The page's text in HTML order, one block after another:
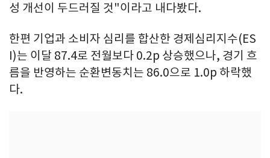
성 개선이 두드러질 것"이라고 내다봤다.
한편 기업과 소비자 심리를 합산한 경제심리지수(ES
I)는 이달 87.4로 전월보다 0.2p 상승했으나, 경기 흐
름을 반영하는 순환변동치는 86.0으로 1.0p 하락했
다.